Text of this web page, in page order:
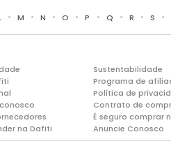
• M • N • O • P • Q • R • S •
na Dafiti
Sustentabilidade
Programa de
Política de
Contrato de
É seguro comprar
Anuncie Conosco